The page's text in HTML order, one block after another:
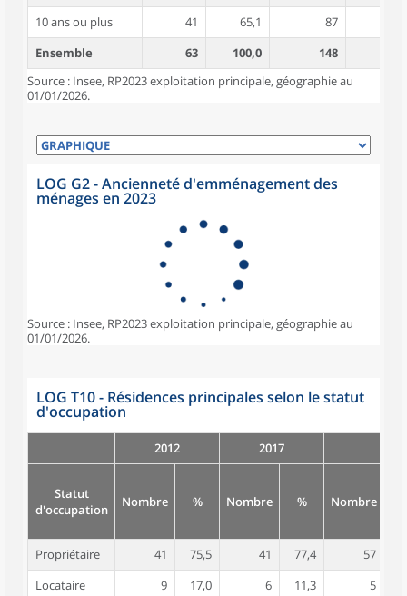
10 ans ou plus
41 65,1 87
Ensemble
63 100,0 148
Source : Insee, RP2023 exploitation principale, géographie au
01/01/2026.
LOG G2 - Ancienneté d'emménagement des
ménages en 2023
Source : Insee, RP2023 exploitation principale, géographie au
01/01/2026.
LOG T10 - Résidences principales selon le statut
d'occupation
2012 2017
Statut
d'occupation
Nombre % Nombre % Nombre
Propriétaire 41 75,5 41 77,4 57
Locataire
9 17,0 6 11,3 5